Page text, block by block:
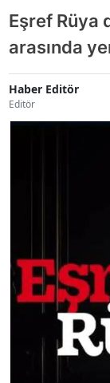
Eşref Rüya
arasında
Haber Editör
Editör